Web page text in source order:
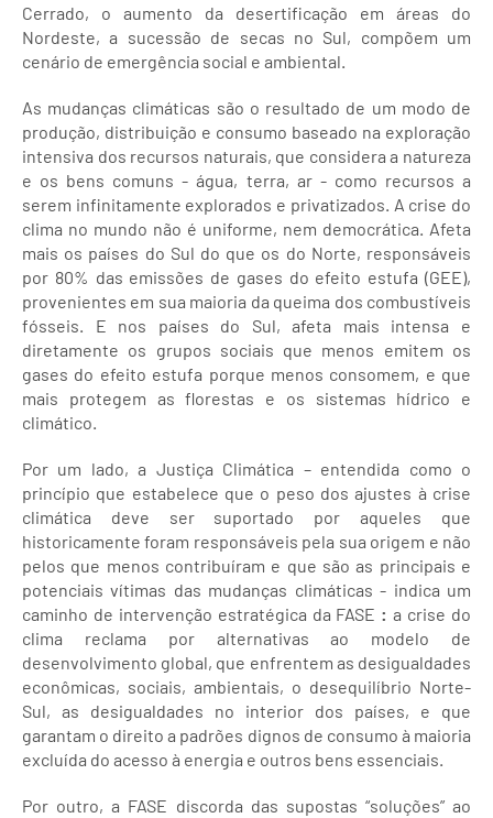
Cerrado, o aumento da desertificação em áreas do
Nordeste, a sucessão de secas no Sul, compõem um
cenário de emergência social e ambiental.
As mudanças climáticas são o resultado de um modo de
produção, distribuição e consumo baseado na exploração
intensiva dos recursos naturais, que considera a natureza
e os bens comuns - água, terra, ar - como recursos a
serem infinitamente explorados e privatizados. A crise do
clima no mundo não é uniforme, nem democrática. Afeta
mais os países do Sul do que os do Norte, responsáveis
por 80% das emissões de gases do efeito estufa (GEE),
provenientes em sua maioria da queima dos combustíveis
fósseis. E nos países do Sul, afeta mais intensa e
diretamente os grupos sociais que menos emitem os
gases do efeito estufa porque menos consomem, e que
mais protegem as florestas e os sistemas hídrico e
climático.
Por um lado, a Justiça Climática – entendida como o
princípio que estabelece que o peso dos ajustes à crise
climática deve ser suportado por aqueles que
historicamente foram responsáveis pela sua origem e não
pelos que menos contribuíram e que são as principais e
potenciais vítimas das mudanças climáticas - indica um
caminho de intervenção estratégica da FASE : a crise do
clima reclama por alternativas ao modelo de
desenvolvimento global, que enfrentem as desigualdades
econômicas, sociais, ambientais, o desequilíbrio Norte-
Sul, as desigualdades no interior dos países, e que
garantam o direito a padrões dignos de consumo à maioria
excluída do acesso à energia e outros bens essenciais.
Por outro, a FASE discorda das supostas “soluções” ao